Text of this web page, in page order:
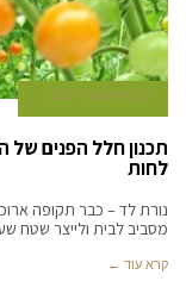
13 באוקטובר 2021
תכנון חלל הפנים
לחות
נורת לד – כבר תקופה
מסביב לבית ולייצר שטח
קרא עוד ←